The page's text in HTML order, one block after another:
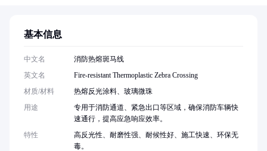
基本信息
中文名
消防热熔斑马线
英文名
Fire-resistant Thermoplastic Zebra Crossing
材质/材料
热熔反光涂料、玻璃微珠
用途
专用于消防通道、紧急出口等区域，确保消防车辆快
速通行，提高应急响应效率。
特性
高反光性、耐磨性强、耐候性好、施工快速、环保无
毒。